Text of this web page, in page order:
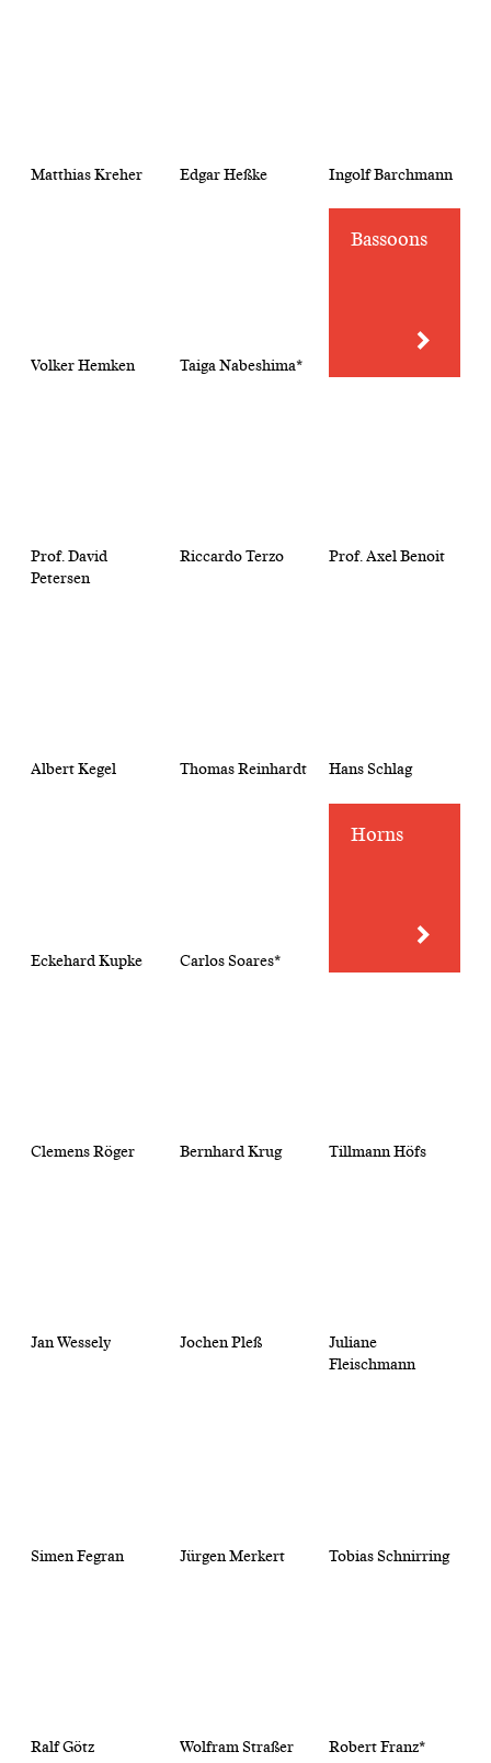
Matthias Kreher Edgar Heßke Ingolf Barchmann
Volker Hemken Taiga Nabeshima*
Bassoons
Prof. David
Petersen
Riccardo Terzo Prof. Axel Benoit
Albert Kegel Thomas Reinhardt Hans Schlag
Eckehard Kupke Carlos Soares*
Horns
Clemens Röger Bernhard Krug Tillmann Höfs
Jan Wessely Jochen Pleß
Juliane
Fleischmann
Simen Fegran Jürgen Merkert Tobias Schnirring
Ralf Götz Wolfram Straßer Robert Franz*